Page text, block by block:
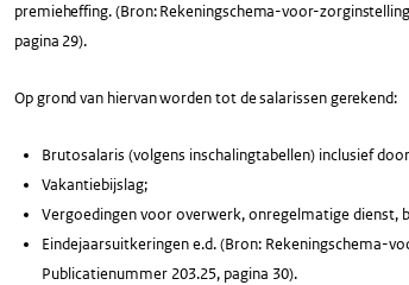
premieheffing. (Bron: Rekeningschema-voor-
pagina 29).
Op grond van hiervan worden tot de salarissen gerekend:
Brutosalaris (volgens inschalingtabellen) inclusief
Vakantiebijslag;
Vergoedingen voor overwerk, onregelmatige dienst,
Eindejaarsuitkeringen e.d. (Bron: Rekeningschema-
Publicatienummer 203.25, pagina 30).